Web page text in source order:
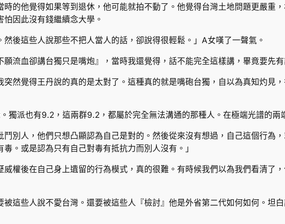
時的他覺得如果等到退休，他可能就拍不動了。他覺得台灣土地問題更嚴重
因此沒有錢繼續念大學。
後這些人說那些不把人當人的話，卻說得很輕鬆。」A女嘆了一聲氣。
願流血卻講台獨只是嘴炮』，當時我還覺得，話不能完全這樣講，畢竟要先
突然覺得王丹說的真的是太對了。這種真的就是嘴砲台獨，自以為真知灼見
。獨派也有9.2，這兩群9.2，都屬於完全無法溝通的那種人。在極端光譜的
鬥別人，他們只想凸顯認為自己是對的。然後從來沒有想過，自己這個行為
。或是認為只有自己對毒有抵抗力而別人沒有。」
威權後在自己身上遺留的行為模式，真的很難。有時候我們以為我們看清了
被這些人說不愛台灣。還要被這些人『檢討』他是外省第二代如何如何。坦